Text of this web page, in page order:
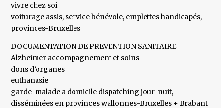
vivre chez soi
voiturage assis, service bénévole, emplettes handicapés,
provinces-Bruxelles
DOCUMENTATION DE PREVENTION SANITAIRE
Alzheimer accompagnement et soins
dons d’organes
euthanasie
garde-malade a domicile dispatching jour-nuit,
disséminées en provinces wallonnes-Bruxelles + Brabant